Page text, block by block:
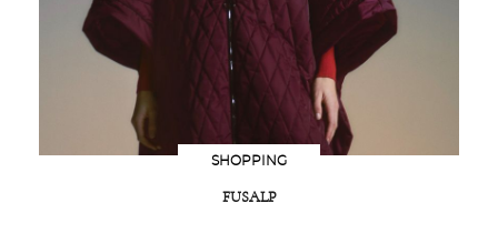
SHOPPING
FUSALP